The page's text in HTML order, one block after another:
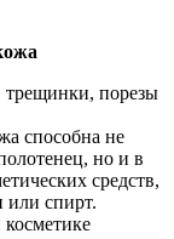
порезы
способна не
но и в
средств,
или спирт.